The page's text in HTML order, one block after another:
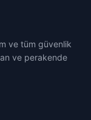
ve tüm güvenlik
ve perakende